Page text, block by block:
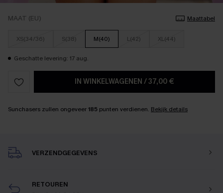
MAAT (EU) Maattabel
XS(34/36) S(38) M(40) L(42) XL(44)
Geschatte levering: 17 aug.
IN WINKELWAGENEN /37,00 €
Sunchasers zullen ongeveer185 punten verdienen. Bekijk details
VERZENDGEGEVENS
RETOUREN